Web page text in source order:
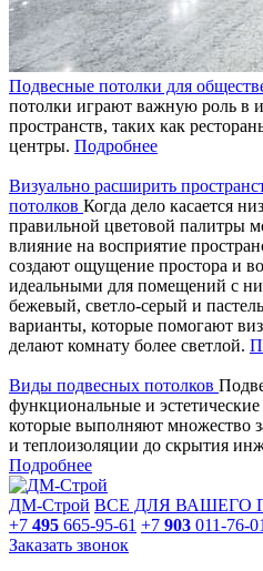
Подвесные потолки для
потолки играют важную роль в
пространств, таких как
центры. Подробнее
Визуально расширить
потолков Когда дело касается
правильной цветовой палитры
влияние на восприятие
создают ощущение простора и
идеальными для помещений с
бежевый, светло-серый и
варианты, которые помогают
делают комнату более светлой.
Виды подвесных потолков
функциональные и
которые выполняют множество
и теплоизоляции до скрытия
Подробнее
ДМ-Строй ВСЕ ДЛЯ ВАШЕГО
+7 495 665-95-61 +7 903 011-76-01
Заказать звонок